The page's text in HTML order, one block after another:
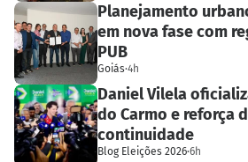
Planejamento
em nova fase com
PUB
Goiás·4h
Daniel Vilela
do Carmo e reforça
continuidade
Blog Eleições 2026·6h